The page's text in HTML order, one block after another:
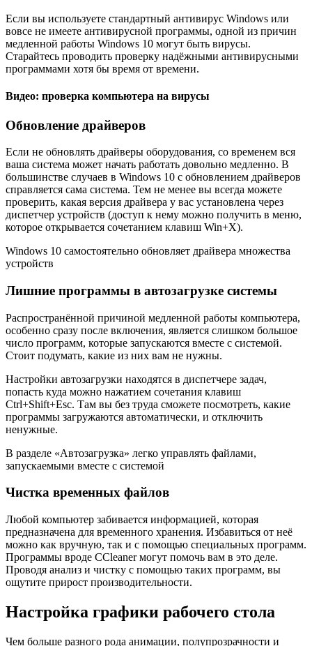
Если вы используете стандартный антивирус Windows или
вовсе не имеете антивирусной программы, одной из причин
медленной работы Windows 10 могут быть вирусы.
Старайтесь проводить проверку надёжными антивирусными
программами хотя бы время от времени.
Видео: проверка компьютера на вирусы
Обновление драйверов
Если не обновлять драйверы оборудования, со временем вся
ваша система может начать работать довольно медленно. В
большинстве случаев в Windows 10 с обновлением драйверов
справляется сама система. Тем не менее вы всегда можете
проверить, какая версия драйвера у вас установлена через
диспетчер устройств (доступ к нему можно получить в меню,
которое открывается сочетанием клавиш Win+X).
Windows 10 самостоятельно обновляет драйвера множества
устройств
Лишние программы в автозагрузке системы
Распространённой причиной медленной работы компьютера,
особенно сразу после включения, является слишком большое
число программ, которые запускаются вместе с системой.
Стоит подумать, какие из них вам не нужны.
Настройки автозагрузки находятся в диспетчере задач,
попасть куда можно нажатием сочетания клавиш
Ctrl+Shift+Esc. Там вы без труда сможете посмотреть, какие
программы загружаются автоматически, и отключить
ненужные.
В разделе «Автозагрузка» легко управлять файлами,
запускаемыми вместе с системой
Чистка временных файлов
Любой компьютер забивается информацией, которая
предназначена для временного хранения. Избавиться от неё
можно как вручную, так и с помощью специальных программ.
Программы вроде CCleaner могут помочь вам в это деле.
Проводя анализ и чистку с помощью таких программ, вы
ощутите прирост производительности.
Настройка графики рабочего стола
Чем больше разного рода анимации, полупрозрачности и